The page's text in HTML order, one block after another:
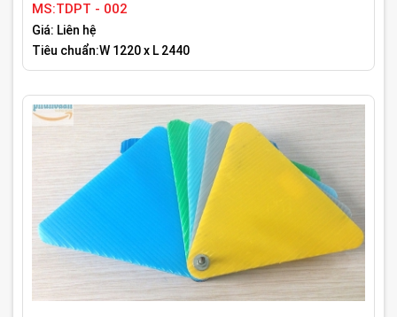
MS:TDPT - 002
Giá: Liên hệ
Tiêu chuẩn:W 1220 x L 2440